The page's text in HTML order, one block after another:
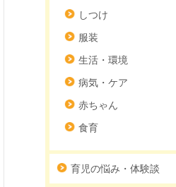
しつけ
服装
生活・環境
病気・ケア
赤ちゃん
食育
育児の悩み・体験談